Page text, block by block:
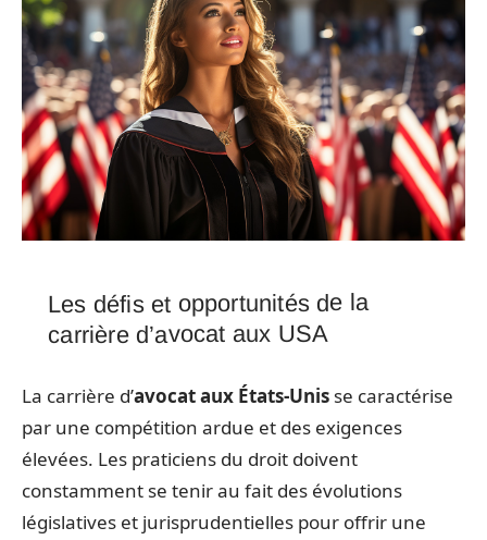
Les défis et opportunités de la
carrière d’avocat aux USA
La carrière d’avocat aux États-Unis se caractérise
par une compétition ardue et des exigences
élevées. Les praticiens du droit doivent
constamment se tenir au fait des évolutions
législatives et jurisprudentielles pour offrir une